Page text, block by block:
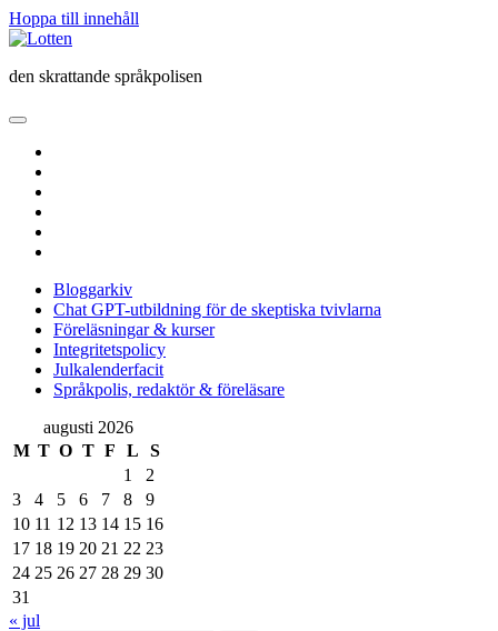
Hoppa till innehåll
Lotten
den skrattande språkpolisen
öppna
meny
Bloggarkiv
Chat GPT-utbildning för de skeptiska tvivlarna
Föreläsningar & kurser
Integritetspolicy
Julkalenderfacit
Språkpolis, redaktör & föreläsare
Sidopanel
augusti 2026
M T O T F L
S
1
2
3
4 5 6 7 8
9
10 11 12 13 14 15 16
17 18 19 20 21 22 23
24 25 26 27 28 29 30
31
« jul